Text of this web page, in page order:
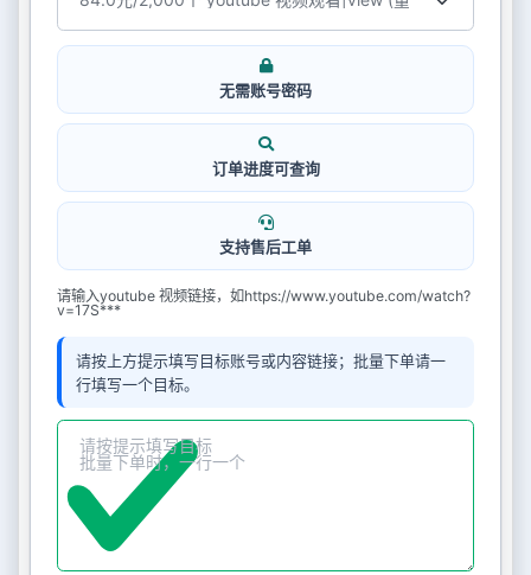
无需账号密码
订单进度可查询
支持售后工单
请输入youtube 视频链接，如https://www.youtube.com/watch?
v=17S***
请按上方提示填写目标账号或内容链接；批量下单请一
行填写一个目标。